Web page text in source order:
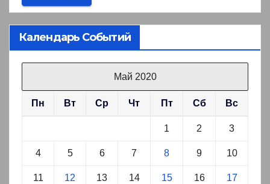
Календарь Событий
Май 2020
Пн Вт Ср Чт Пт Сб Вс
1 2 3
4 5 6 7 8 9 10
11 12 13 14 15 16 17